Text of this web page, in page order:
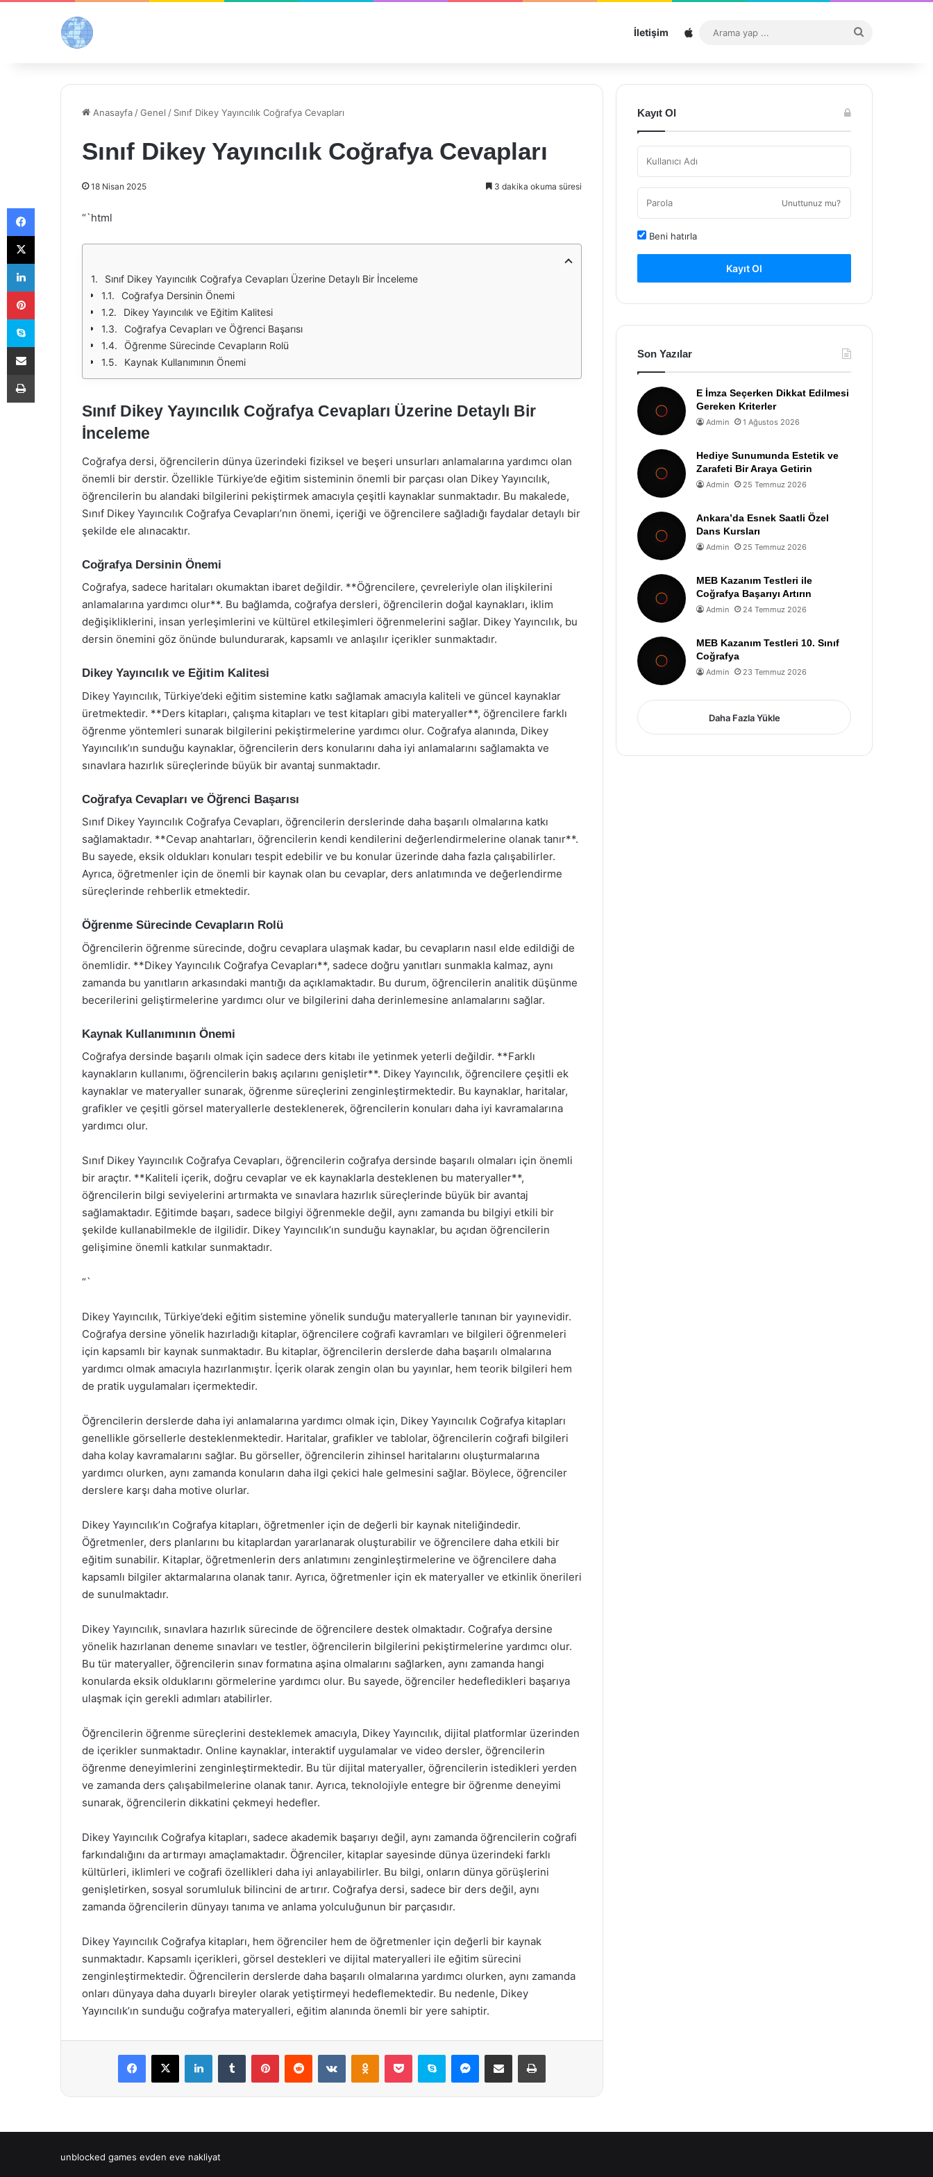
İletişim Sitemap
...
Anasayfa /Genel / Sınıf Dikey Yayıncılık Coğrafya Cevapları
Sınıf Dikey Yayıncılık Coğrafya Cevapları
18 Nisan 2025 3 dakika okuma süresi
“`html
Sınıf Dikey Yayıncılık Coğrafya Cevapları Üzerine Detaylı Bir İnceleme
Coğrafya Dersinin Önemi
Dikey Yayıncılık ve Eğitim Kalitesi
Coğrafya Cevapları ve Öğrenci Başarısı
Öğrenme Sürecinde Cevapların Rolü
Kaynak Kullanımının Önemi
Sınıf Dikey Yayıncılık Coğrafya Cevapları Üzerine Detaylı Bir
İnceleme
Coğrafya dersi, öğrencilerin dünya üzerindeki fiziksel ve beşeri unsurları anlamalarına yardımcı olan
önemli bir derstir. Özellikle Türkiye’de eğitim sisteminin önemli bir parçası olan Dikey Yayıncılık,
öğrencilerin bu alandaki bilgilerini pekiştirmek amacıyla çeşitli kaynaklar sunmaktadır. Bu makalede,
Sınıf Dikey Yayıncılık Coğrafya Cevapları’nın önemi, içeriği ve öğrencilere sağladığı faydalar detaylı bir
şekilde ele alınacaktır.
Coğrafya Dersinin Önemi
Coğrafya, sadece haritaları okumaktan ibaret değildir. **Öğrencilere, çevreleriyle olan ilişkilerini
anlamalarına yardımcı olur**. Bu bağlamda, coğrafya dersleri, öğrencilerin doğal kaynakları, iklim
değişikliklerini, insan yerleşimlerini ve kültürel etkileşimleri öğrenmelerini sağlar. Dikey Yayıncılık, bu
dersin önemini göz önünde bulundurarak, kapsamlı ve anlaşılır içerikler sunmaktadır.
Dikey Yayıncılık ve Eğitim Kalitesi
Dikey Yayıncılık, Türkiye’deki eğitim sistemine katkı sağlamak amacıyla kaliteli ve güncel kaynaklar
üretmektedir. **Ders kitapları, çalışma kitapları ve test kitapları gibi materyaller**, öğrencilere farklı
öğrenme yöntemleri sunarak bilgilerini pekiştirmelerine yardımcı olur. Coğrafya alanında, Dikey
Yayıncılık’ın sunduğu kaynaklar, öğrencilerin ders konularını daha iyi anlamalarını sağlamakta ve
sınavlara hazırlık süreçlerinde büyük bir avantaj sunmaktadır.
Coğrafya Cevapları ve Öğrenci Başarısı
Sınıf Dikey Yayıncılık Coğrafya Cevapları, öğrencilerin derslerinde daha başarılı olmalarına katkı
sağlamaktadır. **Cevap anahtarları, öğrencilerin kendi kendilerini değerlendirmelerine olanak tanır**.
Bu sayede, eksik oldukları konuları tespit edebilir ve bu konular üzerinde daha fazla çalışabilirler.
Ayrıca, öğretmenler için de önemli bir kaynak olan bu cevaplar, ders anlatımında ve değerlendirme
süreçlerinde rehberlik etmektedir.
Öğrenme Sürecinde Cevapların Rolü
Öğrencilerin öğrenme sürecinde, doğru cevaplara ulaşmak kadar, bu cevapların nasıl elde edildiği de
önemlidir. **Dikey Yayıncılık Coğrafya Cevapları**, sadece doğru yanıtları sunmakla kalmaz, aynı
zamanda bu yanıtların arkasındaki mantığı da açıklamaktadır. Bu durum, öğrencilerin analitik düşünme
becerilerini geliştirmelerine yardımcı olur ve bilgilerini daha derinlemesine anlamalarını sağlar.
Kaynak Kullanımının Önemi
Coğrafya dersinde başarılı olmak için sadece ders kitabı ile yetinmek yeterli değildir. **Farklı
kaynakların kullanımı, öğrencilerin bakış açılarını genişletir**. Dikey Yayıncılık, öğrencilere çeşitli ek
kaynaklar ve materyaller sunarak, öğrenme süreçlerini zenginleştirmektedir. Bu kaynaklar, haritalar,
grafikler ve çeşitli görsel materyallerle desteklenerek, öğrencilerin konuları daha iyi kavramalarına
yardımcı olur.
Sınıf Dikey Yayıncılık Coğrafya Cevapları, öğrencilerin coğrafya dersinde başarılı olmaları için önemli
bir araçtır. **Kaliteli içerik, doğru cevaplar ve ek kaynaklarla desteklenen bu materyaller**,
öğrencilerin bilgi seviyelerini artırmakta ve sınavlara hazırlık süreçlerinde büyük bir avantaj
sağlamaktadır. Eğitimde başarı, sadece bilgiyi öğrenmekle değil, aynı zamanda bu bilgiyi etkili bir
şekilde kullanabilmekle de ilgilidir. Dikey Yayıncılık’ın sunduğu kaynaklar, bu açıdan öğrencilerin
gelişimine önemli katkılar sunmaktadır.
“`
Dikey Yayıncılık, Türkiye’deki eğitim sistemine yönelik sunduğu materyallerle tanınan bir yayınevidir.
Coğrafya dersine yönelik hazırladığı kitaplar, öğrencilere coğrafi kavramları ve bilgileri öğrenmeleri
için kapsamlı bir kaynak sunmaktadır. Bu kitaplar, öğrencilerin derslerde daha başarılı olmalarına
yardımcı olmak amacıyla hazırlanmıştır. İçerik olarak zengin olan bu yayınlar, hem teorik bilgileri hem
de pratik uygulamaları içermektedir.
Öğrencilerin derslerde daha iyi anlamalarına yardımcı olmak için, Dikey Yayıncılık Coğrafya kitapları
genellikle görsellerle desteklenmektedir. Haritalar, grafikler ve tablolar, öğrencilerin coğrafi bilgileri
daha kolay kavramalarını sağlar. Bu görseller, öğrencilerin zihinsel haritalarını oluşturmalarına
yardımcı olurken, aynı zamanda konuların daha ilgi çekici hale gelmesini sağlar. Böylece, öğrenciler
derslere karşı daha motive olurlar.
Dikey Yayıncılık’ın Coğrafya kitapları, öğretmenler için de değerli bir kaynak niteliğindedir.
Öğretmenler, ders planlarını bu kitaplardan yararlanarak oluşturabilir ve öğrencilere daha etkili bir
eğitim sunabilir. Kitaplar, öğretmenlerin ders anlatımını zenginleştirmelerine ve öğrencilere daha
kapsamlı bilgiler aktarmalarına olanak tanır. Ayrıca, öğretmenler için ek materyaller ve etkinlik önerileri
de sunulmaktadır.
Dikey Yayıncılık, sınavlara hazırlık sürecinde de öğrencilere destek olmaktadır. Coğrafya dersine
yönelik hazırlanan deneme sınavları ve testler, öğrencilerin bilgilerini pekiştirmelerine yardımcı olur.
Bu tür materyaller, öğrencilerin sınav formatına aşina olmalarını sağlarken, aynı zamanda hangi
konularda eksik olduklarını görmelerine yardımcı olur. Bu sayede, öğrenciler hedefledikleri başarıya
ulaşmak için gerekli adımları atabilirler.
Öğrencilerin öğrenme süreçlerini desteklemek amacıyla, Dikey Yayıncılık, dijital platformlar üzerinden
de içerikler sunmaktadır. Online kaynaklar, interaktif uygulamalar ve video dersler, öğrencilerin
öğrenme deneyimlerini zenginleştirmektedir. Bu tür dijital materyaller, öğrencilerin istedikleri yerden
ve zamanda ders çalışabilmelerine olanak tanır. Ayrıca, teknolojiyle entegre bir öğrenme deneyimi
sunarak, öğrencilerin dikkatini çekmeyi hedefler.
Dikey Yayıncılık Coğrafya kitapları, sadece akademik başarıyı değil, aynı zamanda öğrencilerin coğrafi
farkındalığını da artırmayı amaçlamaktadır. Öğrenciler, kitaplar sayesinde dünya üzerindeki farklı
kültürleri, iklimleri ve coğrafi özellikleri daha iyi anlayabilirler. Bu bilgi, onların dünya görüşlerini
genişletirken, sosyal sorumluluk bilincini de artırır. Coğrafya dersi, sadece bir ders değil, aynı
zamanda öğrencilerin dünyayı tanıma ve anlama yolculuğunun bir parçasıdır.
Dikey Yayıncılık Coğrafya kitapları, hem öğrenciler hem de öğretmenler için değerli bir kaynak
sunmaktadır. Kapsamlı içerikleri, görsel destekleri ve dijital materyalleri ile eğitim sürecini
zenginleştirmektedir. Öğrencilerin derslerde daha başarılı olmalarına yardımcı olurken, aynı zamanda
onları dünyaya daha duyarlı bireyler olarak yetiştirmeyi hedeflemektedir. Bu nedenle, Dikey
Yayıncılık’ın sunduğu coğrafya materyalleri, eğitim alanında önemli bir yere sahiptir.
Facebook
X LinkedInTumblr PinterestReddit VKontakteOdnoklassniki
Pocket Skype Messenger
E-Posta ile paylaş Yazdır
Kayıt Ol
Unuttunuz mu?
Beni hatırla
Kayıt Ol
Son Yazılar
E İmza Seçerken Dikkat Edilmesi
Gereken Kriterler
Admin 1 Ağustos 2026
Hediye Sunumunda Estetik ve
Zarafeti Bir Araya Getirin
Admin 25 Temmuz 2026
Ankara’da Esnek Saatli Özel
Dans Kursları
Admin 25 Temmuz 2026
MEB Kazanım Testleri ile
Coğrafya Başarıyı Artırın
Admin 24 Temmuz 2026
MEB Kazanım Testleri 10. Sınıf
Coğrafya
Admin 23 Temmuz 2026
Daha Fazla Yükle
unblocked games evden eve nakliyat
Facebook
X
LinkedIn
Pinterest
Skype
E-Posta ile paylaş